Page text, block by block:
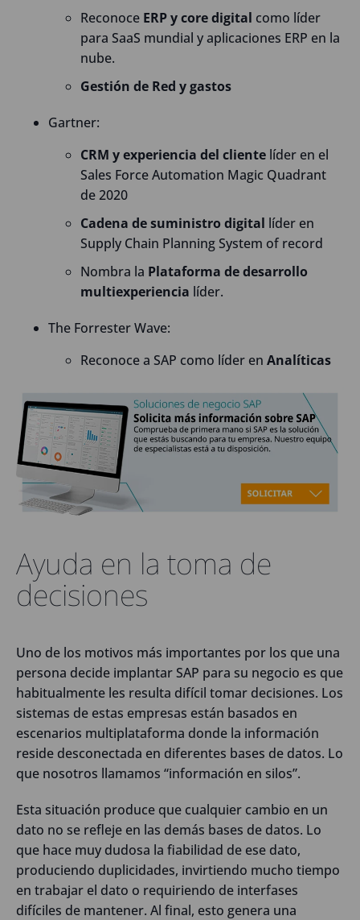
Reconoce ERP y core digital como líder
para SaaS mundial y aplicaciones ERP en la
nube.
Gestión de Red y gastos
Gartner:
CRM y experiencia del cliente líder en el
Sales Force Automation Magic Quadrant
de 2020
Cadena de suministro digital líder en
Supply Chain Planning System of record
Nombra la Plataforma de desarrollo
multiexperiencia líder.
The Forrester Wave:
Reconoce a SAP como líder en Analíticas
Ayuda en la toma de
decisiones
Uno de los motivos más importantes por los que una
persona decide implantar SAP para su negocio es que
habitualmente les resulta difícil tomar decisiones. Los
sistemas de estas empresas están basados en
escenarios multiplataforma donde la información
reside desconectada en diferentes bases de datos. Lo
que nosotros llamamos “información en silos”.
Esta situación produce que cualquier cambio en un
dato no se refleje en las demás bases de datos. Lo
que hace muy dudosa la fiabilidad de ese dato,
produciendo duplicidades, invirtiendo mucho tiempo
en trabajar el dato o requiriendo de interfases
difíciles de mantener. Al final, esto genera una